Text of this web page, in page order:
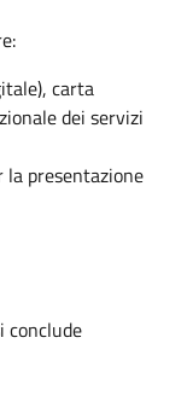
carta
dei servizi
presentazione
conclude